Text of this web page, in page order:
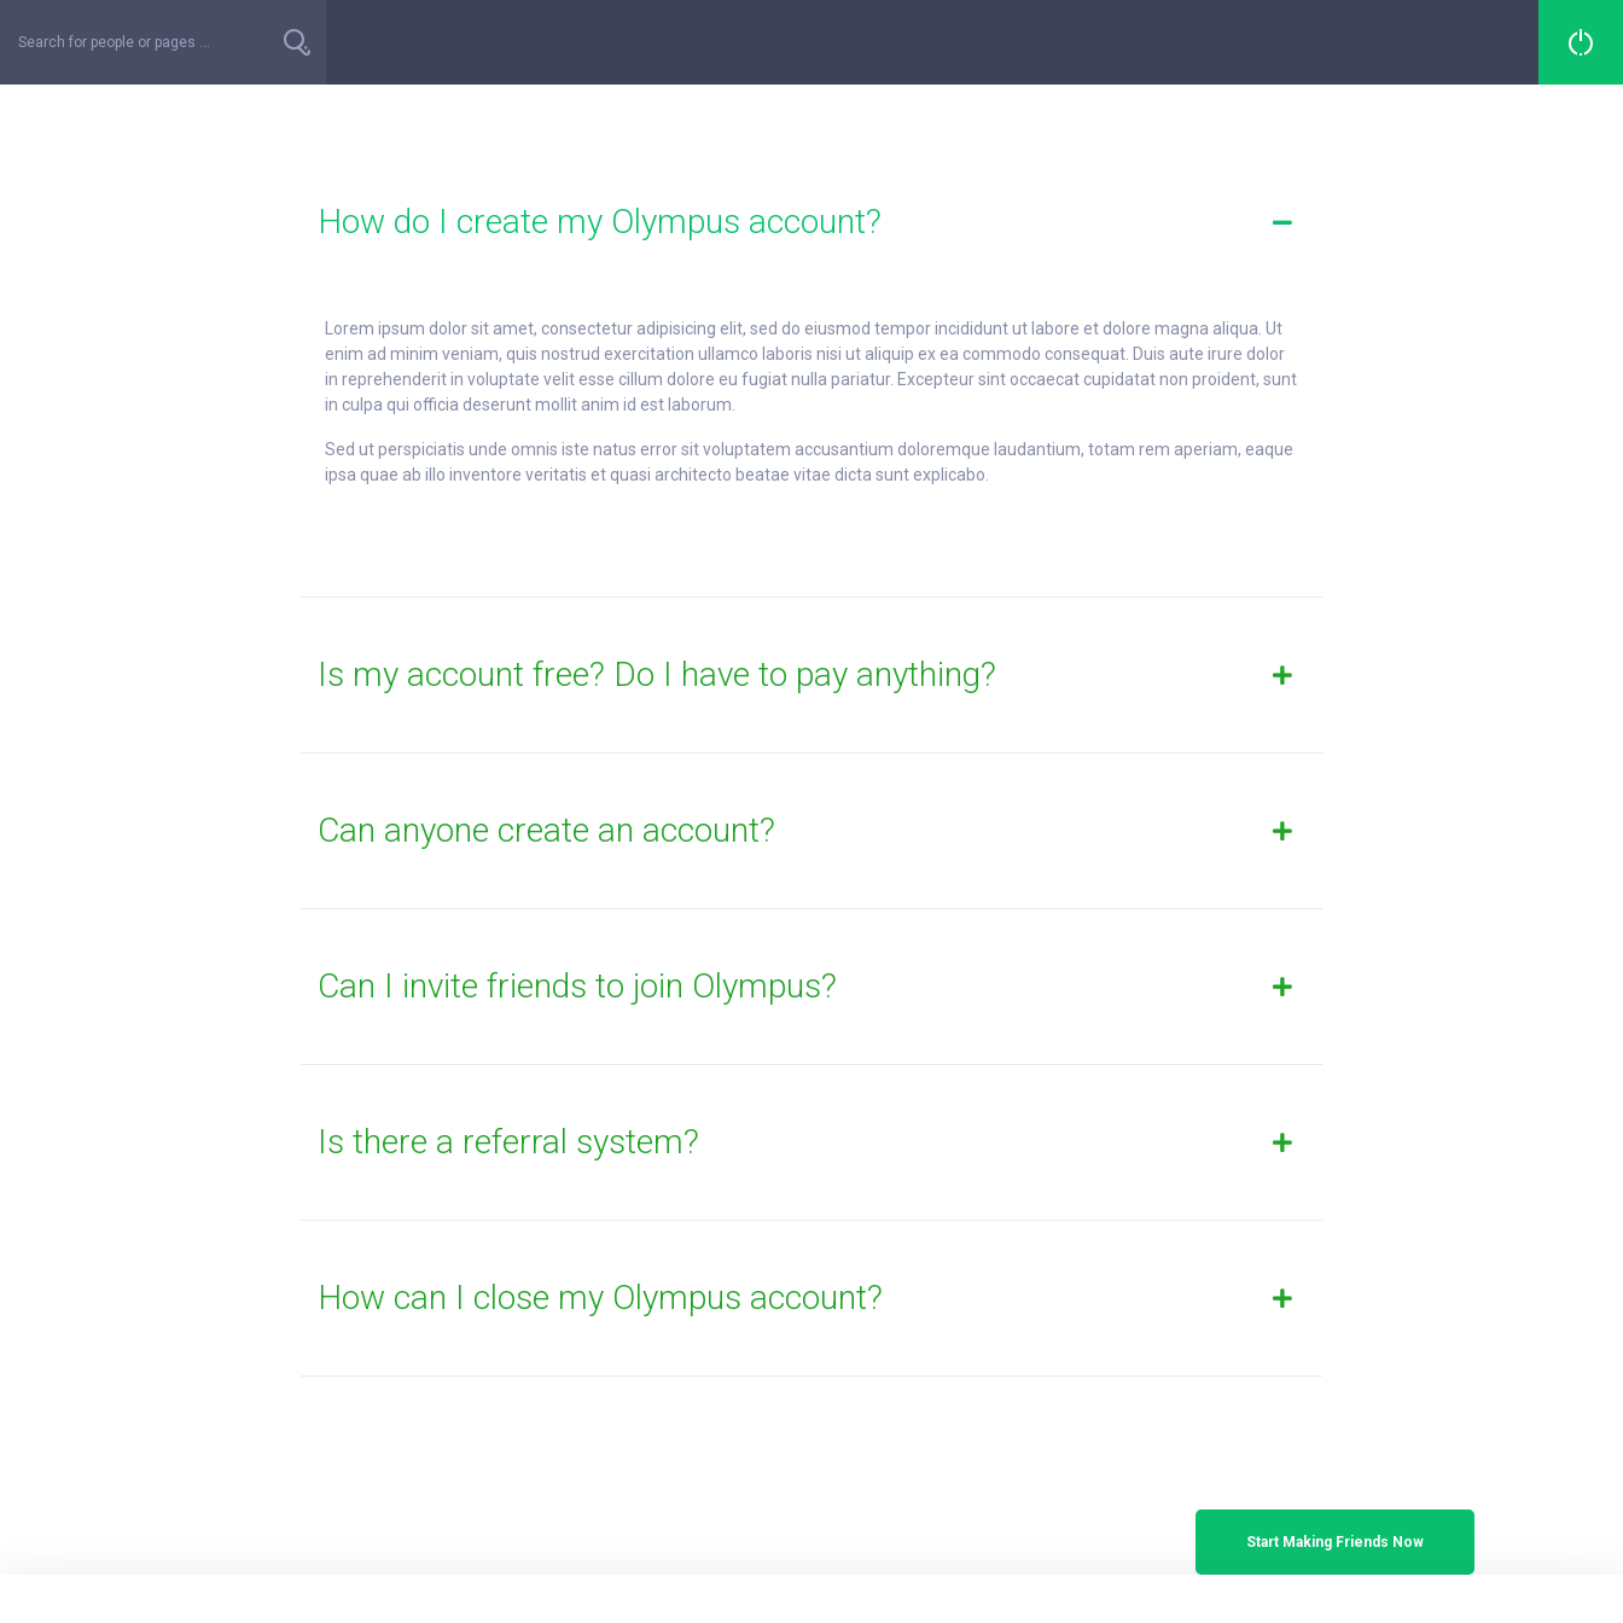
How do I create my Olympus account?
Lorem ipsum dolor sit amet, consectetur adipisicing elit, sed do eiusmod tempor incididunt ut labore et dolore magna aliqua. Ut
enim ad minim veniam, quis nostrud exercitation ullamco laboris nisi ut aliquip ex ea commodo consequat. Duis aute irure dolor
in reprehenderit in voluptate velit esse cillum dolore eu fugiat nulla pariatur. Excepteur sint occaecat cupidatat non proident, sunt
in culpa qui officia deserunt mollit anim id est laborum.
Sed ut perspiciatis unde omnis iste natus error sit voluptatem accusantium doloremque laudantium, totam rem aperiam, eaque
ipsa quae ab illo inventore veritatis et quasi architecto beatae vitae dicta sunt explicabo.
Is my account free? Do I have to pay anything?
Can anyone create an account?
Can I invite friends to join Olympus?
Is there a referral system?
How can I close my Olympus account?
Start Making Friends Now